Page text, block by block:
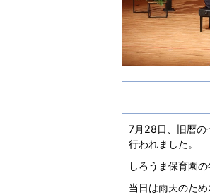
7月28日、旧暦の
行われました。
しろうま保育園
当日は雨天のた